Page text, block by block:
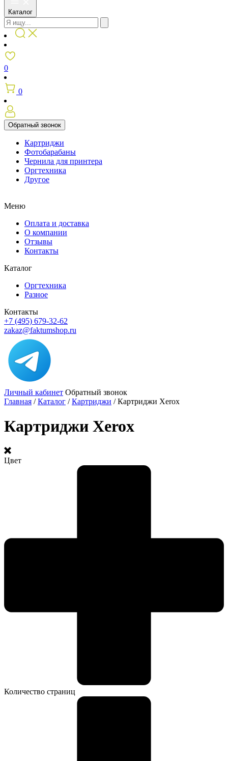
Каталог
0
0
Обратный звонок
Картриджи
Фотобарабаны
Чернила для принтера
Оргтехника
Другое
Меню
Оплата и доставка
О компании
Отзывы
Контакты
Каталог
Оргтехника
Разное
Контакты
+7 (495) 679-32-62
zakaz@faktumshop.ru
Личный кабинет Обратный звонок
Главная /Каталог /Картриджи /Картриджи Xerox
Картриджи Xerox
Цвет
Количество страниц